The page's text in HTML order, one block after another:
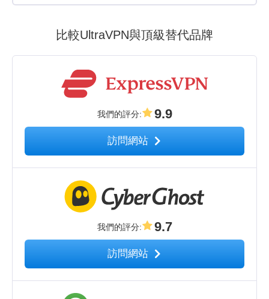
比較UltraVPN與頂級替代品牌
我們的評分: 9.9
訪問網站
我們的評分: 9.7
訪問網站